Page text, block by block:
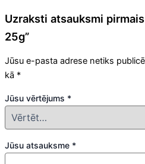
Uzraksti atsauksmi
25g”
Jūsu e-pasta adrese netiks
kā *
Jūsu vērtējums *
Jūsu atsauksme *